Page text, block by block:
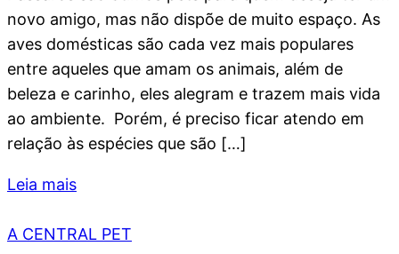
novo amigo, mas não dispõe de muito espaço. As
aves domésticas são cada vez mais populares
entre aqueles que amam os animais, além de
beleza e carinho, eles alegram e trazem mais vida
ao ambiente. Porém, é preciso ficar atendo em
relação às espécies que são […]
Leia mais
A CENTRAL PET